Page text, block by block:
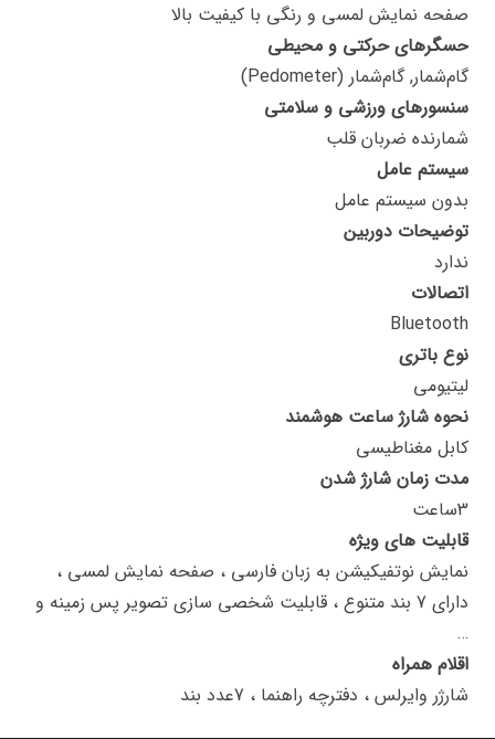
صفحه نمایش لمسی و رنگی با کیفیت بالا
حسگرهای حرکتی و محیطی
گام‌شمار, گام‌شمار (Pedometer)
سنسورهای ورزشی و سلامتی
شمارنده ضربان قلب
سیستم عامل
بدون سیستم عامل
توضیحات دوربین
ندارد
اتصالات
Bluetooth
نوع باتری
لیتیومی
نحوه شارژ ساعت هوشمند
کابل مغناطیسی
مدت زمان شارژ شدن
3ساعت
قابلیت های ویژه
نمایش نوتفیکیشن به زبان فارسی ، صفحه نمایش لمسی ،
دارای 7 بند متنوع ، قابلیت شخصی سازی تصویر پس زمینه و
…
اقلام همراه
شارژر وایرلس ، دفترچه راهنما ، 7عدد بند